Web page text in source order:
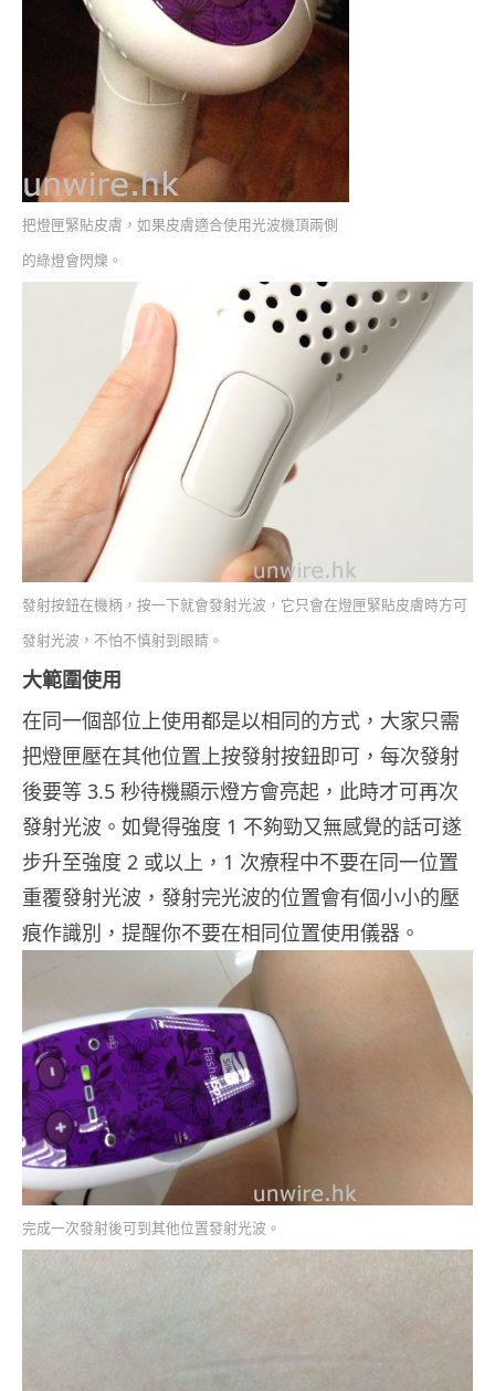
把燈匣緊貼皮膚，如果皮膚適合使用光波機頂兩側
的綠燈會閃爍。
發射按鈕在機柄，按一下就會發射光波，它只會在燈匣緊貼皮膚時方可
發射光波，不怕不慎射到眼睛。
大範圍使用
在同一個部位上使用都是以相同的方式，大家只需
把燈匣壓在其他位置上按發射按鈕即可，每次發射
後要等 3.5 秒待機顯示燈方會亮起，此時才可再次
發射光波。如覺得強度 1 不夠勁又無感覺的話可遂
步升至強度 2 或以上，1 次療程中不要在同一位置
重覆發射光波，發射完光波的位置會有個小小的壓
痕作識別，提醒你不要在相同位置使用儀器。
完成一次發射後可到其他位置發射光波。